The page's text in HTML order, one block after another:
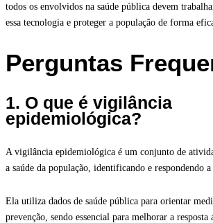
todos os envolvidos na saúde pública devem
essa tecnologia e proteger a população de forma
Perguntas
1. O que é vigilância
epidemiológica?
A vigilância epidemiológica é um conjunto de
a saúde da população, identificando e respondendo a
Ela utiliza dados de saúde pública para orientar
prevenção, sendo essencial para melhorar a resposta